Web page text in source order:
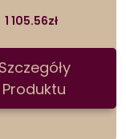
1 105.56zł
Szczegóły
Produktu